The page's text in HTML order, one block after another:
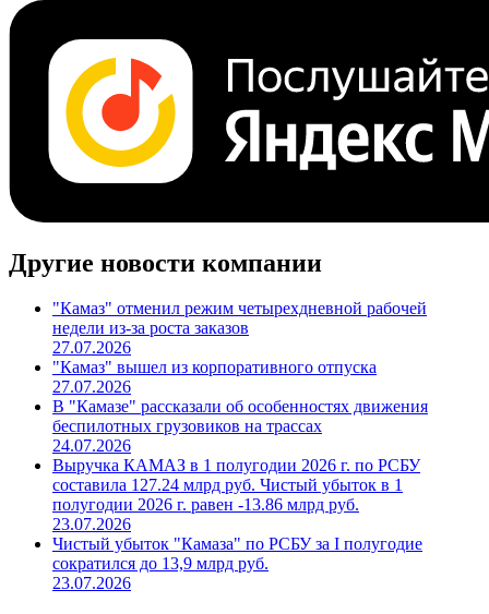
Другие новости компании
"Камаз" отменил режим четырехдневной рабочей
недели из-за роста заказов
27.07.2026
"Камаз" вышел из корпоративного отпуска
27.07.2026
В "Камазе" рассказали об особенностях движения
беспилотных грузовиков на трассах
24.07.2026
Выручка КАМАЗ в 1 полугодии 2026 г. по РСБУ
составила 127.24 млрд руб. Чистый убыток в 1
полугодии 2026 г. равен -13.86 млрд руб.
23.07.2026
Чистый убыток "Камаза" по РСБУ за I полугодие
сократился до 13,9 млрд руб.
23.07.2026